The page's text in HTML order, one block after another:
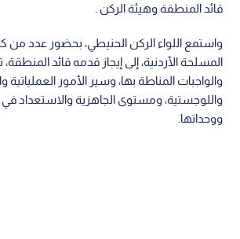
قائد المنطقة وهيئة الركن .
واستمع اللواء الركن الحنيطي، بحضور عدد من
المسلحة الأردنية، إلى إيجاز قدمه قائد المنطقة،
والواجبات المناطة بها، وسير الأمور العملياتية
واللوجستية، ومستوى الجاهزية والاستعداد
ووحداتها.